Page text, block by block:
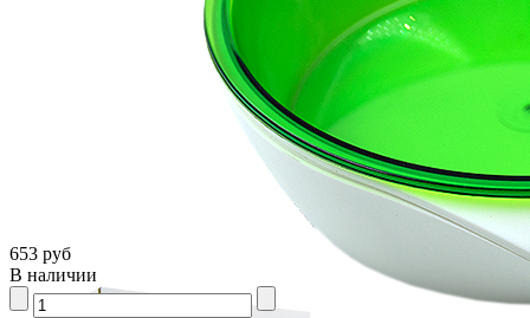
653 руб
В наличии